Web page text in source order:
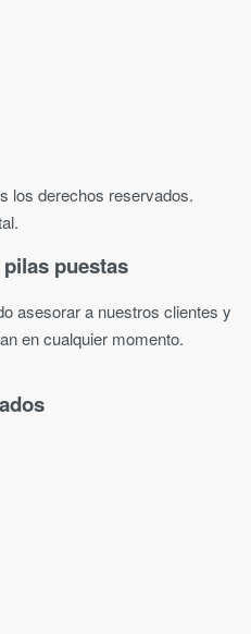
los derechos reservados.
puestas
asesorar a nuestros clientes y
en cualquier momento.